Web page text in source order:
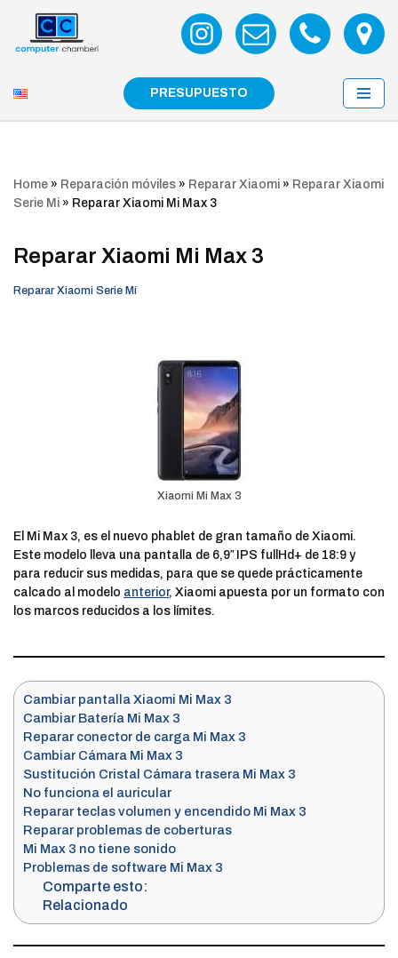
Saltar
PRESUPUESTO
Home » Reparación móviles » Reparar Xiaomi » Reparar Xiaomi
Serie Mi » Reparar Xiaomi Mi Max 3
Reparar Xiaomi Mi Max 3
Reparar Xiaomi Serie Mi
Xiaomi Mi Max 3
El Mi Max 3, es el nuevo phablet de gran tamaño de Xiaomi.
Este modelo lleva una pantalla de 6,9″ IPS fullHd+ de 18:9 y
para reducir sus medidas, para que se quede prácticamente
calcado al modelo anterior, Xiaomi apuesta por un formato con
los marcos reducidos a los límites.
Cambiar pantalla Xiaomi Mi Max 3
Cambiar Batería Mi Max 3
Reparar conector de carga Mi Max 3
Cambiar Cámara Mi Max 3
Sustitución Cristal Cámara trasera Mi Max 3
No funciona el auricular
Reparar teclas volumen y encendido Mi Max 3
Reparar problemas de coberturas
Mi Max 3 no tiene sonido
Problemas de software Mi Max 3
Comparte esto:
Relacionado